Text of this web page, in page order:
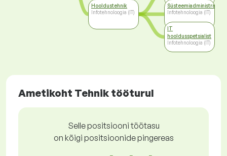
Hooldustehnik
Infotehnoloogia (IT)
Süsteemiadministraator
Infotehnoloogia (IT)
IT
hooldusspetsialist
Infotehnoloogia (IT)
Ametikoht Tehnik tööturul
Selle positsiooni töötasu
on kõigi positsioonide pingereas